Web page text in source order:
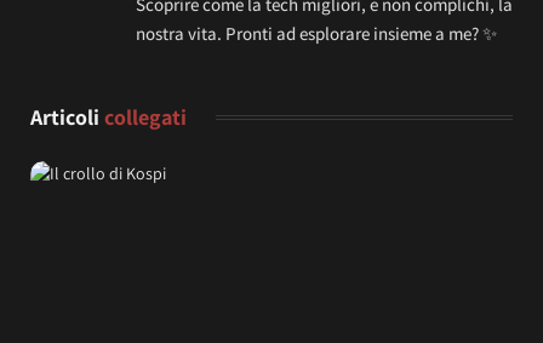
nostra vita. Pronti ad esplorare insieme a me? ✨
Articoli collegati